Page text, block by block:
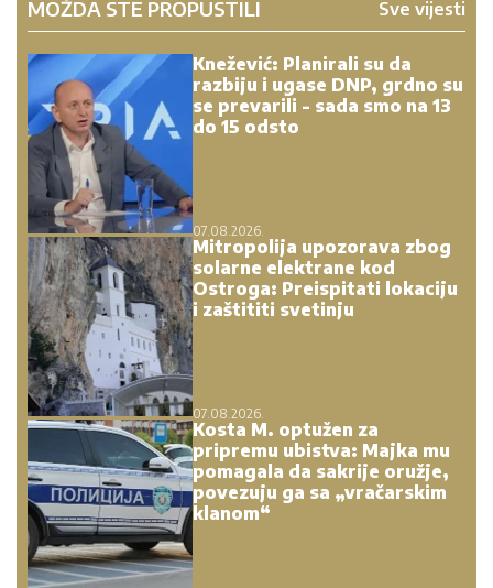
MOŽDA STE PROPUSTILI Sve vijesti
Knežević: Planirali su da
razbiju i ugase DNP, grdno su
se prevarili - sada smo na 13
do 15 odsto
07.08.2026.
Mitropolija upozorava zbog
solarne elektrane kod
Ostroga: Preispitati lokaciju
i zaštititi svetinju
07.08.2026.
Kosta M. optužen za
pripremu ubistva: Majka mu
pomagala da sakrije oružje,
povezuju ga sa „vračarskim
klanom“